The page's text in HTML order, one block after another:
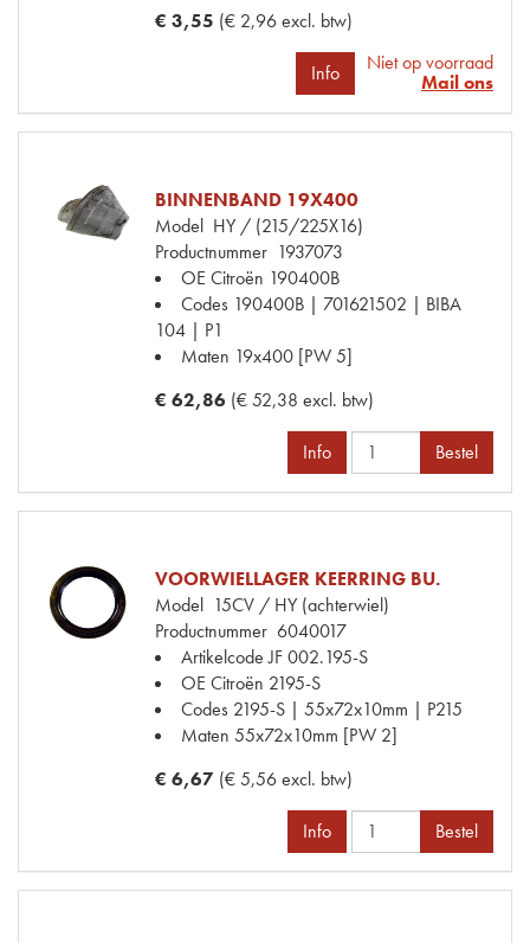
€ 3,55 (€ 2,96 excl. btw)
Info
Niet op voorraad
Mail ons
BINNENBAND 19X400
Model HY / (215/225X16)
Productnummer 1937073
OE Citroën 190400B
Codes 190400B | 701621502 | BIBA
104 | P1
Maten 19x400 [PW 5]
€ 62,86 (€ 52,38 excl. btw)
Info Bestel
VOORWIELLAGER KEERRING BU.
Model 15CV / HY (achterwiel)
Productnummer 6040017
Artikelcode JF002.195-S
OE Citroën 2195-S
Codes 2195-S | 55x72x10mm | P215
Maten 55x72x10mm [PW 2]
€ 6,67 (€ 5,56 excl. btw)
Info Bestel